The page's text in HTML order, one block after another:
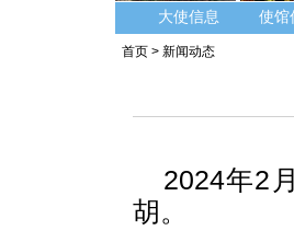
大使信息 使馆
首页 > 新闻动态
2024年2
胡。